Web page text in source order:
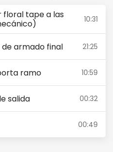
floral tape a las
10:31
armado final 21:25
ramo 10:59
salida 00:32
00:49